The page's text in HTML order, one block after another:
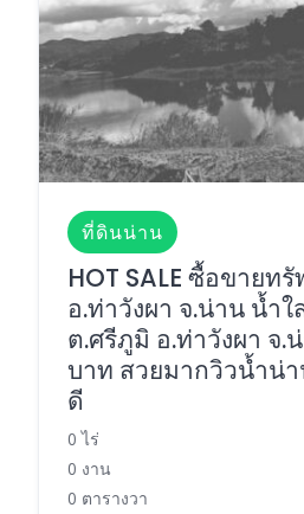
ที่ดินน่าน
HOT SALE ซื้อขายท
อ.ท่าวังผา จ.น่าน น้ำ
ต.ศรีภูมิ อ.ท่าวังผา จ.
บาท สวยมากวิวน้ำน่
ดี
0 ไร่
0 งาน
0 ตารางวา